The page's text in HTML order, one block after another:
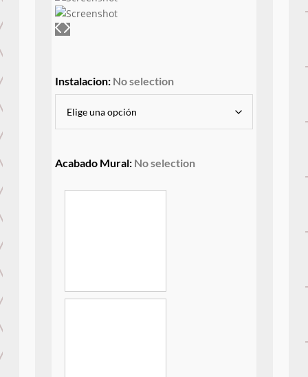
Instalacion: No selection
Acabado Mural: No selection